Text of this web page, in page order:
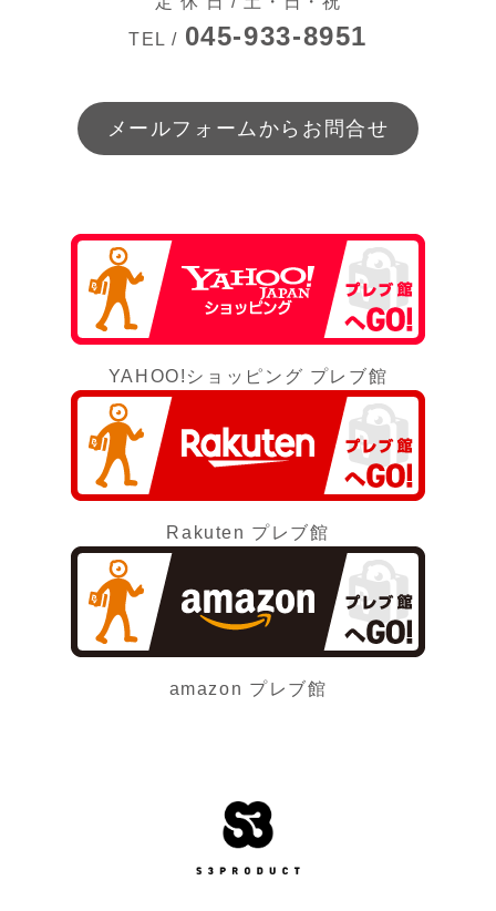
TEL / 045-933-8951
メールフォームからお問合せ
YAHOO!ショッピング プレブ館
Rakuten プレブ館
amazon プレブ館